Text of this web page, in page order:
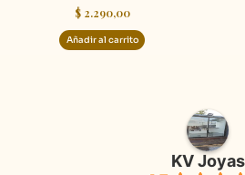
$2.290,00
Añadir al carrito
KV Joyas